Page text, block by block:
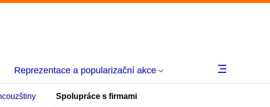
Reprezentace a popularizační akce
Spolupráce s firmami